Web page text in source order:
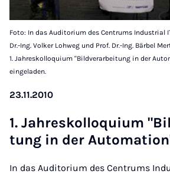
Foto: In das Auditorium des Centrums Industrial
Dr.-Ing. Volker Lohweg und Prof. Dr.-Ing. Bärbel
1. Jahreskolloquium "Bildverarbeitung in der
eingeladen.
23.11.2010
1. Jah­res­kol­lo­qui­um
tung in der
In das Auditorium des Centrums